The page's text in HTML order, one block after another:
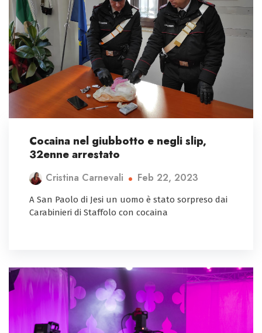
Cocaina nel giubbotto e negli slip,
32enne arrestato
Cristina Carnevali Feb 22, 2023
A San Paolo di Jesi un uomo è stato sorpreso dai
Carabinieri di Staffolo con cocaina